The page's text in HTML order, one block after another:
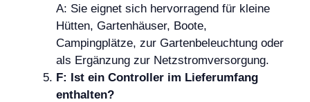
A: Sie eignet sich hervorragend für kleine
Hütten, Gartenhäuser, Boote,
Campingplätze, zur Gartenbeleuchtung oder
als Ergänzung zur Netzstromversorgung.
F: Ist ein Controller im Lieferumfang
enthalten?